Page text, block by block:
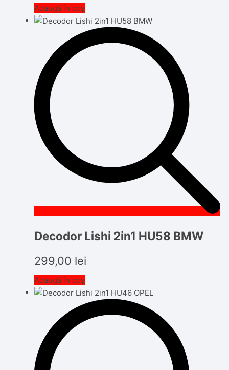
Adaugă în coș
Decodor Lishi 2in1 HU58 BMW
299,00 lei
Adaugă în coș